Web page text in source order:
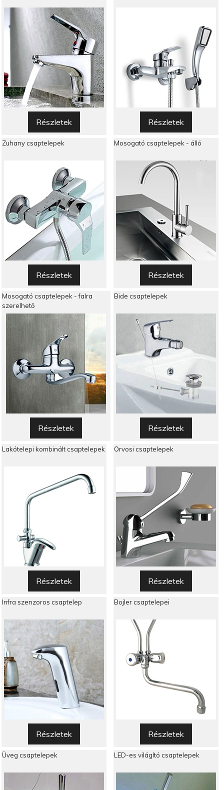
Részletek Részletek
Zuhany csaptelepek
Részletek
Mosogató csaptelepek - álló
Részletek
Mosogató csaptelepek - falra
szerelhető
Részletek
Bide csaptelepek
Részletek
Lakótelepi kombinált csaptelepek
Részletek
Orvosi csaptelepek
Részletek
Infra szenzoros csaptelep
Részletek
Bojler csaptelepei
Részletek
Üveg csaptelepek LED-es világító csaptelepek